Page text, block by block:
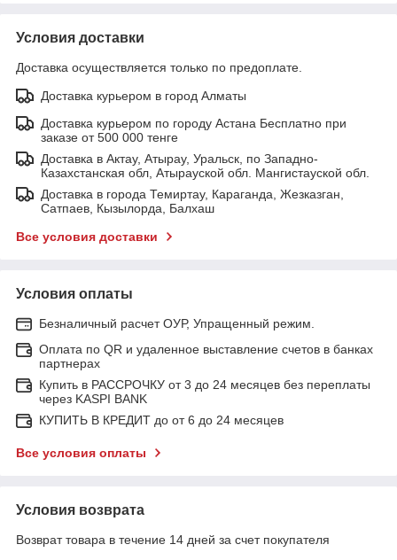
Условия доставки
Доставка осуществляется только по предоплате.
Доставка курьером в город Алматы
Доставка курьером по городу Астана Бесплатно при
заказе от 500 000 тенге
Доставка в Актау, Атырау, Уральск, по Западно-
Казахстанская обл, Атырауской обл. Мангистауской обл.
Доставка в города Темиртау, Караганда, Жезказган,
Сатпаев, Кызылорда, Балхаш
Все условия доставки
Условия оплаты
Безналичный расчет ОУР, Упращенный режим.
Оплата по QR и удаленное выставление счетов в банках
партнерах
Купить в РАССРОЧКУ от 3 до 24 месяцев без переплаты
через KASPI BANK
КУПИТЬ В КРЕДИТ до от 6 до 24 месяцев
Все условия оплаты
Условия возврата
Возврат товара в течение 14 дней за счет покупателя